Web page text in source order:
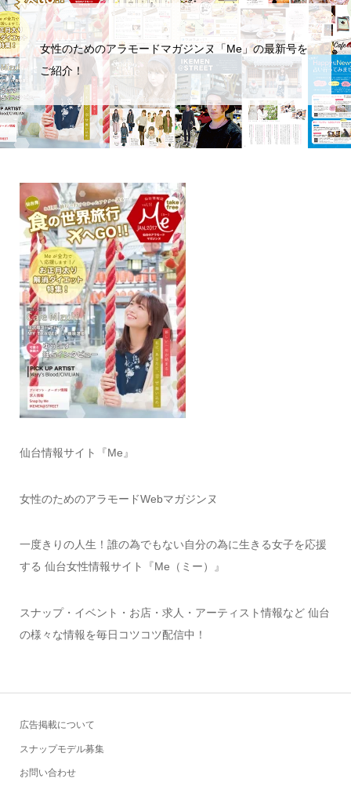
女性のためのアラモードマガジンヌ「Me」の最新号を
ご紹介！
仙台情報サイト『Me』
女性のためのアラモードWebマガジンヌ
一度きりの人生！誰の為でもない自分の為に生きる女子を応援
する 仙台女性情報サイト『Me（ミー）』
スナップ・イベント・お店・求人・アーティスト情報など 仙台
の様々な情報を毎日コツコツ配信中！
広告掲載について
スナップモデル募集
お問い合わせ